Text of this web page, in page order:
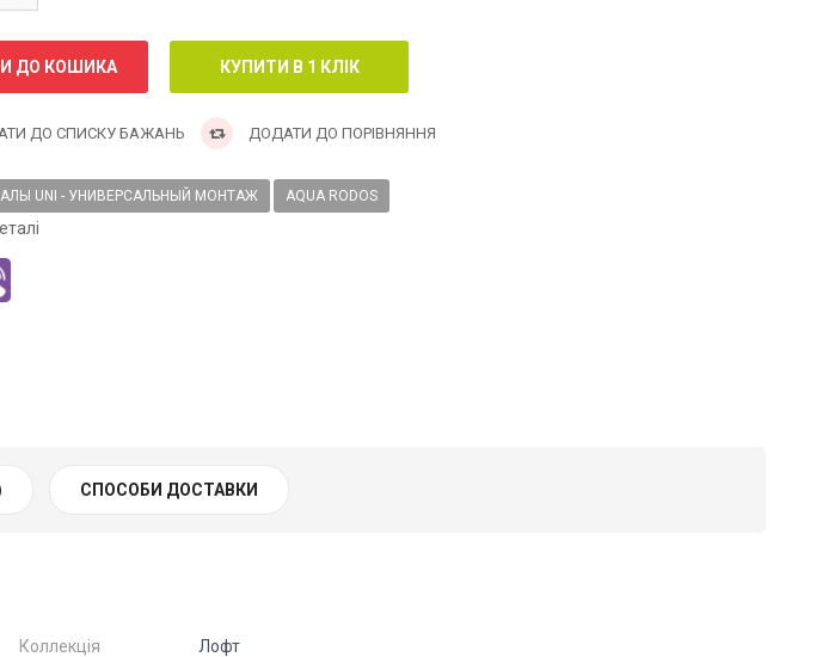
ДО СПИСКУ БАЖАНЬ ДОДАТИ ДО ПОРІВНЯННЯ
UNI - УНИВЕРСАЛЬНЫЙ МОНТАЖ AQUA RODOS
СПОСОБИ ДОСТАВКИ
Коллекція Лофт